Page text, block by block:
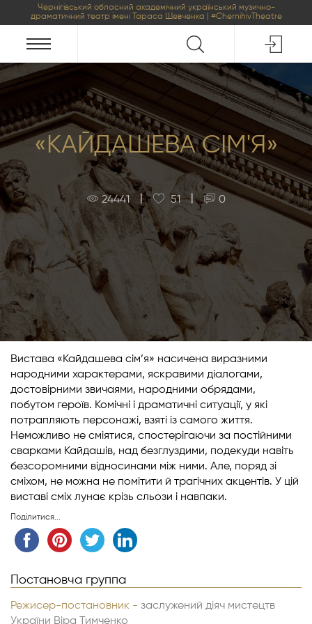
Чернігівський обласний академічний український музично-
драматичний театр імені Тараса Шевченка | #ChernihivTheatre
«КАЙДАШЕВА СІМ'Я»
24441 | 51 0
Вистава «Кайдашева сім’я» насичена виразними
народними характерами, яскравими діалогами,
достовірними звичаями, народними обрядами,
побутом героїв. Комічні і драматичні ситуації, у які
потрапляють персонажі, взяті із самого життя.
Неможливо не сміятися, спостерігаючи за постійними
сварками Кайдашів, над безглуздими, подекуди навіть
безсоромними відносинами між ними. Але, поряд зі
сміхом, не можна не помітити й трагічних акцентів. У цій
виставі сміх лунає крізь сльози і навпаки.
Поділитися...
Постановча группа
Режисер-постановник - заслужений діяч мистецтв
України Віра Тимченко